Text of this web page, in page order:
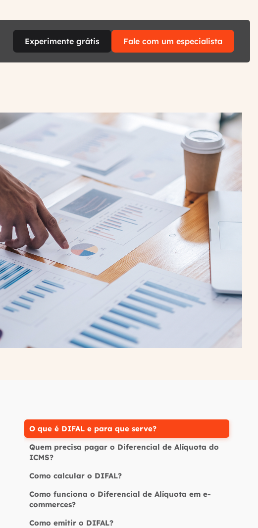
Experimente grátis Fale com um especialista
O que é DIFAL e para que serve?
Quem precisa pagar o Diferencial de Alíquota do
ICMS?
Como calcular o DIFAL?
Como funciona o Diferencial de Alíquota em e-
commerces?
Como emitir o DIFAL?